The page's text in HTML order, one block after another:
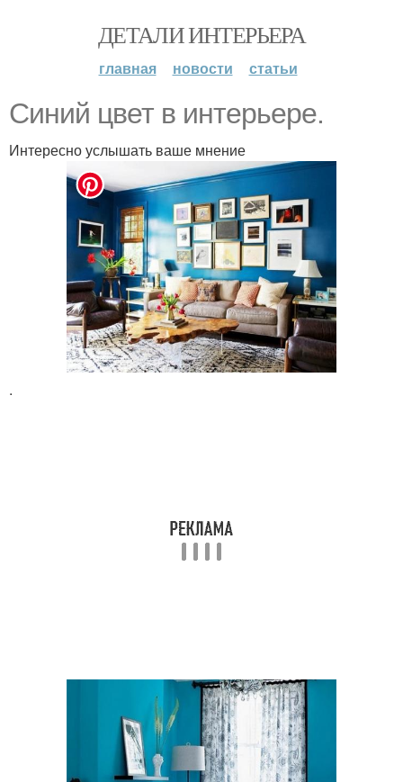
ДЕТАЛИ ИНТЕРЬЕРА
главная новости статьи
Синий цвет в интерьере.
Интересно услышать ваше мнение
.